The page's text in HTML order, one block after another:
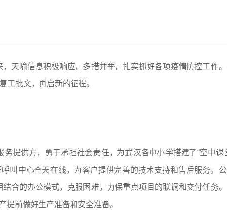
天喻信息积极响应，多措并举，扎实抓好各项疫情防控工作
工批文，再启新的征程。
提供方，勇于承担社会责任，为武汉各中小学搭建了“空中课
叫中心全天在线，为客户提供完善的技术支持和售后服务。
合的办公模式，克服困难，力保重点项目的联调和交付任务
提前做好生产准备和安全准备。